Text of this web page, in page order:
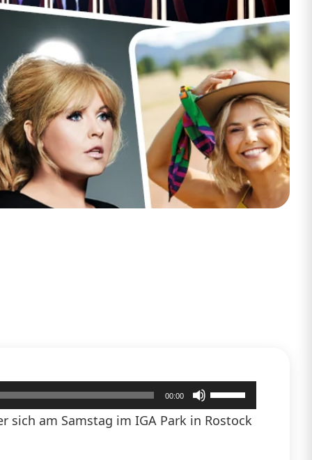
00:00
Pfeiltasten
Hoch/Runter
sich am Samstag im IGA Park in Rostock